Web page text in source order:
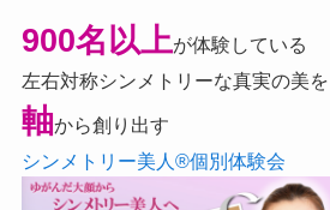
900名以上が体験している
左右対称シンメトリーな真実の美を
軸から創り出す
シンメトリー美人®個別体験会